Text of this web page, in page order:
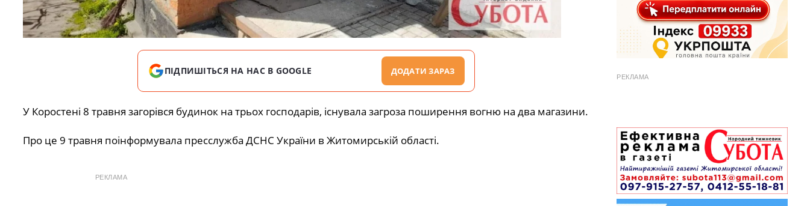
ПІДПИШІТЬСЯ НА НАС В GOOGLE ДОДАТИ ЗАРАЗ
У Коростені 8 травня загорівся будинок на трьох господарів, існувала загроза поширення вогню на два магазини.
Про це 9 травня поінформувала пресслужба ДСНС України в Житомирській області.
РЕКЛАМА
РЕКЛАМА